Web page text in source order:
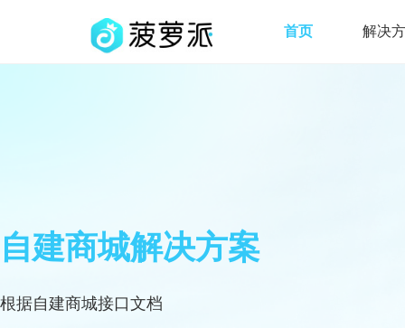
首页 解决
自建商城解决方案
根据自建商城接口文档